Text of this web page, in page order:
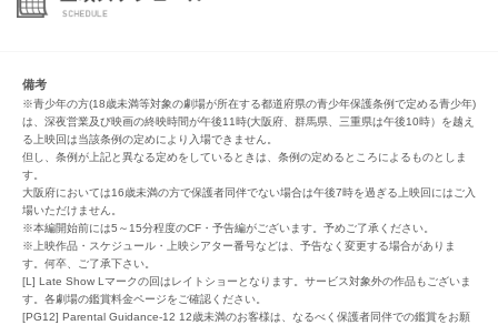
備考
※青少年の方(18歳未満等対象の劇場が所在する都道府県の青少年保護条例で定める青少年)
は、深夜営業及び映画の終映時間が午後11時(大阪府、群馬県、三重県は午後10時）を越え
る上映回は当該条例の定めにより入場できません。
但し、条例が上記と異なる定めをしているときは、条例の定めるところによるものとしま
す。
大阪府においては16歳未満の方で保護者同伴でない場合は午後7時を過ぎる上映回にはご入
場いただけません。
※本編開始前には5～15分程度のCF・予告編がございます。予めご了承ください。
※上映作品・スケジュール・上映シアター番号などは、予告なく変更する場合がありま
す。何卒、ご了承下さい。
[L] Late Show Lマークの回はレイトショーとなります。サービス対象外の作品もございま
す。各劇場の鑑賞料金ページをご確認ください。
[PG12] Parental Guidance-12 12歳未満のお客様は、なるべく保護者同伴での鑑賞をお願